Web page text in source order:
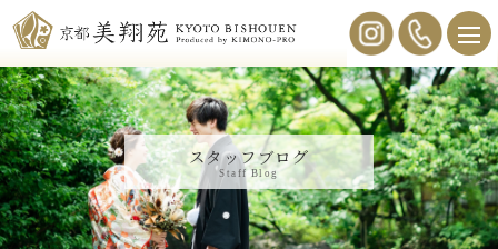
スタッフブログ
Staff Blog